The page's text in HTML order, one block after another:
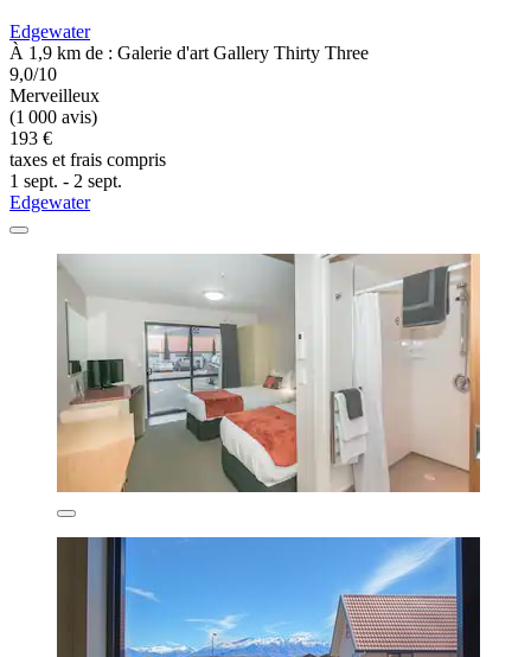
Edgewater
À 1,9 km de : Galerie d'art Gallery Thirty Three
9,0/10
Merveilleux
(1 000 avis)
193 €
taxes et frais compris
1 sept. - 2 sept.
Edgewater